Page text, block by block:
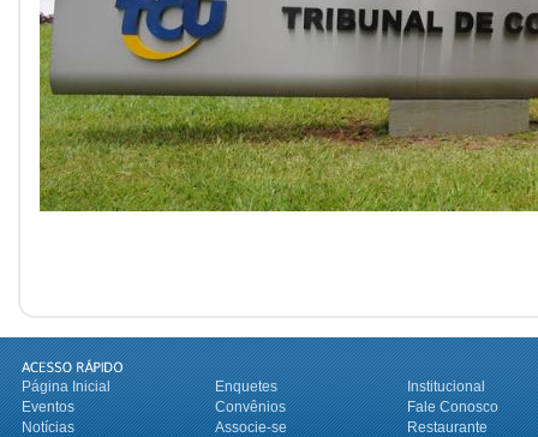
Página Inicial Enquetes
Institucional
Eventos
Convênios
Fale Conosco
Notícias
Associe-se
Restaurante